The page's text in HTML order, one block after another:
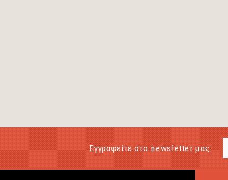
Εγγραφείτε στο newsletter μας: